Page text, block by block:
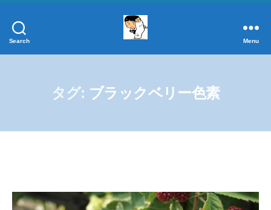
Search
事
し
う！
添
Menu
タグ: ブラックベリー色素